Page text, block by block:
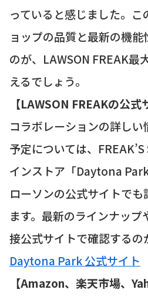
っていると感じました。
ョップの品質と最新の機
のが、LAWSON FREAK最
えるでしょう。
【LAWSON FREAKの公式
コラボレーションの詳し
予定については、
インストア「Daytona Park
ローソンの公式サイトで
ます。最新のラインナッ
接公式サイトで確認するの
Daytona Park 公式サイト
【Amazon、楽天市場、